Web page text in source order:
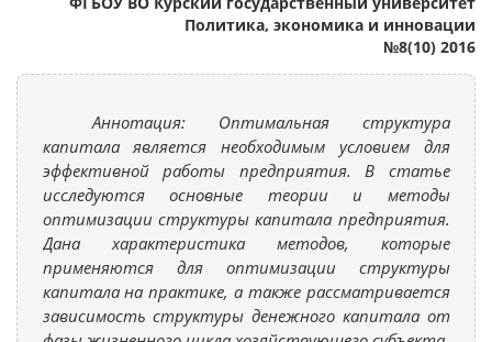
Политика, экономика и инновации
№8(10) 2016
Аннотация: Оптимальная структура
капитала является необходимым условием для
эффективной работы предприятия. В статье
исследуются основные теории и методы
оптимизации структуры капитала предприятия.
Дана характеристика методов, которые
применяются для оптимизации структуры
капитала на практике, а также рассматривается
зависимость структуры денежного капитала от